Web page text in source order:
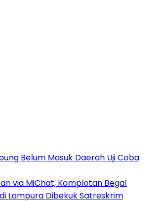
Belum Masuk Daerah Uji Coba
via MiChat, Komplotan Begal
Lampura Dibekuk Satreskrim